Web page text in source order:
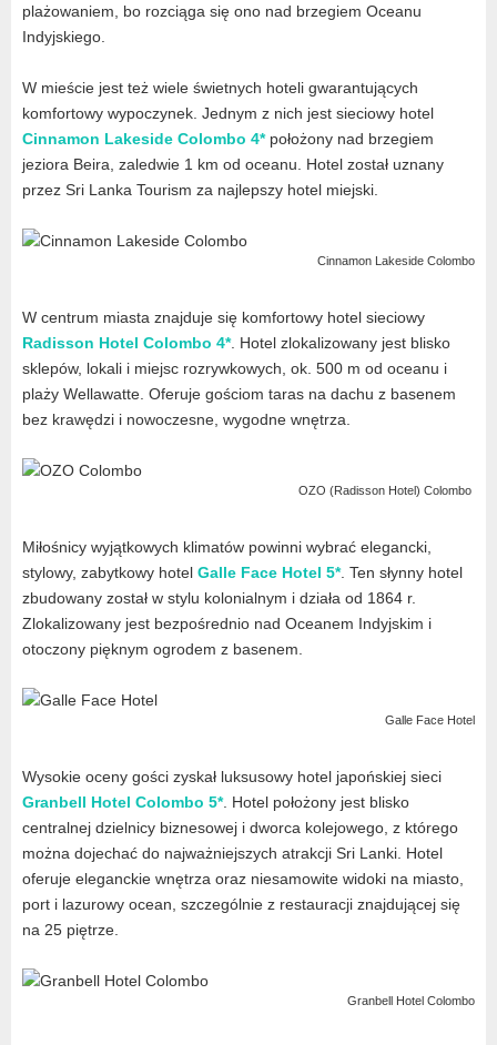
plażowaniem, bo rozciąga się ono nad brzegiem Oceanu
Indyjskiego.
W mieście jest też wiele świetnych hoteli gwarantujących
komfortowy wypoczynek. Jednym z nich jest sieciowy hotel
Cinnamon Lakeside Colombo 4*położony nad brzegiem
jeziora Beira, zaledwie 1 km od oceanu. Hotel został uznany
przez Sri Lanka Tourism za najlepszy hotel miejski.
Cinnamon Lakeside Colombo
W centrum miasta znajduje się komfortowy hotel sieciowy
Radisson Hotel Colombo 4*. Hotel zlokalizowany jest blisko
sklepów, lokali i miejsc rozrywkowych, ok. 500 m od oceanu i
plaży Wellawatte. Oferuje gościom taras na dachu z basenem
bez krawędzi i nowoczesne, wygodne wnętrza.
OZO (Radisson Hotel) Colombo
Miłośnicy wyjątkowych klimatów powinni wybrać elegancki,
stylowy, zabytkowy hotel Galle Face Hotel 5*. Ten słynny hotel
zbudowany został w stylu kolonialnym i działa od 1864 r.
Zlokalizowany jest bezpośrednio nad Oceanem Indyjskim i
otoczony pięknym ogrodem z basenem.
Galle Face Hotel
Wysokie oceny gości zyskał luksusowy hotel japońskiej sieci
Granbell Hotel Colombo 5*. Hotel położony jest blisko
centralnej dzielnicy biznesowej i dworca kolejowego, z którego
można dojechać do najważniejszych atrakcji Sri Lanki. Hotel
oferuje eleganckie wnętrza oraz niesamowite widoki na miasto,
port i lazurowy ocean, szczególnie z restauracji znajdującej się
na 25 piętrze.
Granbell Hotel Colombo